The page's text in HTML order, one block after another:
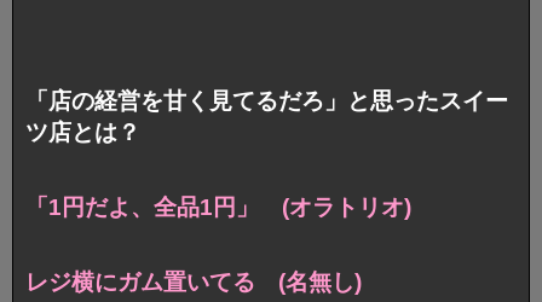
「店の経営を甘く見てるだろ」と思ったスイー
ツ店とは？
「1円だよ、全品1円」 (オラトリオ)
レジ横にガム置いてる (名無し)